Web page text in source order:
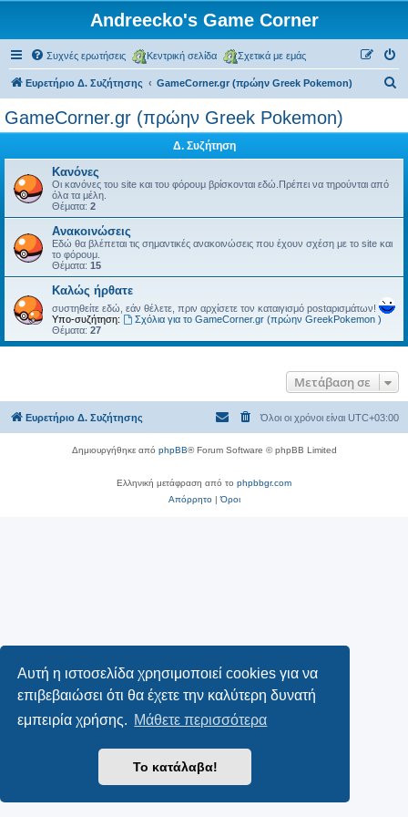
Αυτή η ιστοσελίδα χρησιμοποιεί cookies για να
επιβεβαιώσει ότι θα έχετε την καλύτερη δυνατή
εμπειρία χρήσης. Μάθετε περισσότερα
Το κατάλαβα!
Andreecko's Game Corner
Συχνές ερωτήσεις Κεντρική σελίδα Σχετικά με εμάς
Ευρετήριο Δ. Συζήτησης GameCorner.gr (πρώην Greek Pokemon)
GameCorner.gr (πρώην Greek Pokemon)
Δ. Συζήτηση
Κανόνες
Οι κανόνες του site και του φόρουμ βρίσκονται εδώ.Πρέπει να τηρούνται από
όλα τα μέλη.
Θέματα: 2
Ανακοινώσεις
Εδώ θα βλέπεται τις σημαντικές ανακοινώσεις που έχουν σχέση με το site και
το φόρουμ.
Θέματα: 15
Kαλώς ήρθατε
συστηθείτε εδώ, εάν θέλετε, πριν αρχίσετε τον καταιγισμό postαρισμάτων!
Υπο-συζήτηση:
Σχόλια για το GameCorner.gr (πρώην GreekPokemon )
Θέματα: 27
Μετάβαση σε
Ευρετήριο Δ. Συζήτησης Όλοι οι χρόνοι είναι UTC+03:00
Δημιουργήθηκε από phpBB® Forum Software © phpBB Limited
Ελληνική μετάφραση από το phpbbgr.com
Απόρρητο|Όροι